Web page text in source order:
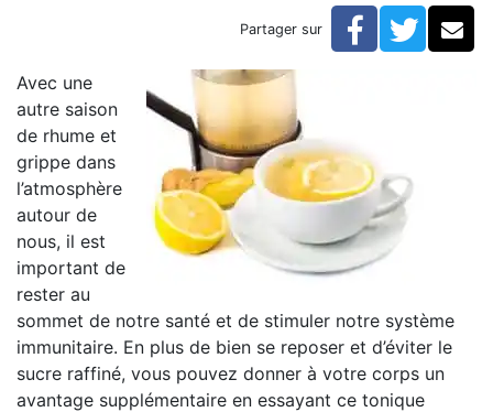
Un bon tonique pour le système immunitaire
Partager sur Facebook
Avec une
autre saison
de rhume et
grippe dans
l’atmosphère
autour de
nous, il est
important de
rester au
sommet de notre santé et de stimuler notre système
immunitaire. En plus de bien se reposer et d’éviter le
sucre raffiné, vous pouvez donner à votre corps un
avantage supplémentaire en essayant ce tonique